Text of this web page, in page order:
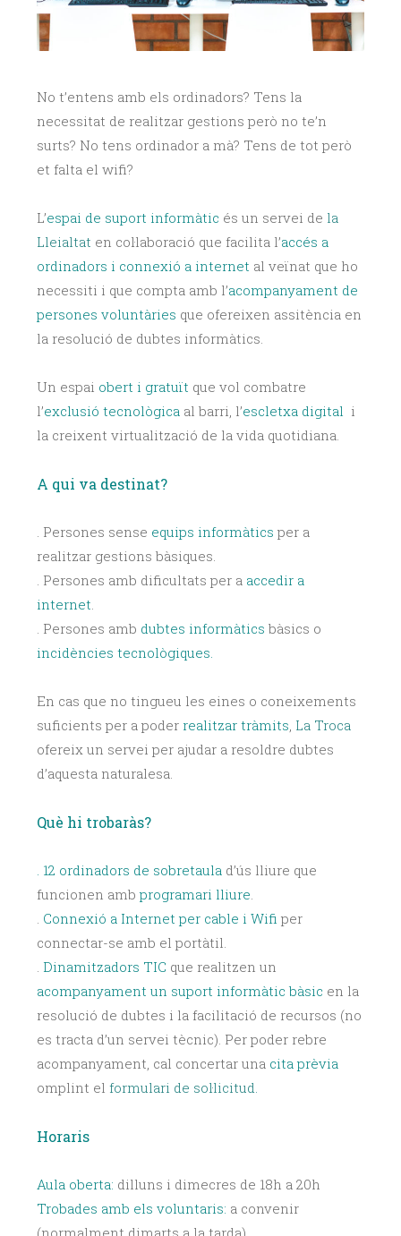
No t’entens amb els ordinadors? Tens la
necessitat de realitzar gestions però no te’n
surts? No tens ordinador a mà? Tens de tot però
et falta el wifi?
L’espai de suport informàtic és un servei de la
Lleialtat en col·laboració que facilita l’accés a
ordinadors i connexió a internet al veïnat que ho
necessiti i que compta amb l’acompanyament de
persones voluntàries que ofereixen assitència en
la resolució de dubtes informàtics.
Un espai obert i gratuït que vol combatre
l’exclusió tecnològica al barri, l’escletxa digital i
la creixent virtualització de la vida quotidiana.
A qui va destinat?
. Persones sense equips informàtics per a
realitzar gestions bàsiques.
. Persones amb dificultats per a accedir a
internet.
. Persones amb dubtes informàtics bàsics o
incidències tecnològiques.
En cas que no tingueu les eines o coneixements
suficients per a poder realitzar tràmits, La Troca
ofereix un servei per ajudar a resoldre dubtes
d’aquesta naturalesa.
Què hi trobaràs?
. 12 ordinadors de sobretaula d’ús lliure que
funcionen ambprogramari lliure.
. Connexió a Internet per cable i Wifi per
connectar-se amb el portàtil.
. Dinamitzadors TIC que realitzen un
acompanyament un suport informàtic bàsic en la
resolució de dubtes i la facilitació de recursos (no
es tracta d’un servei tècnic). Per poder rebre
acompanyament, cal concertar una cita prèvia
omplint el formulari de sol·licitud.
Horaris
Aula oberta: dilluns i dimecres de 18h a 20h
Trobades amb els voluntaris: a convenir